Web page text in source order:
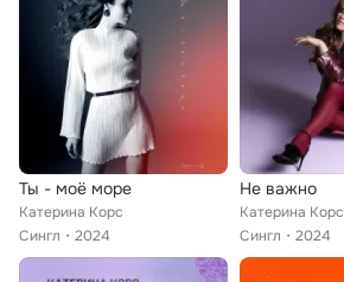
Ты - моё море
Катерина Корс
Сингл
2024
Не важно
Катерина Корс
Сингл
2024